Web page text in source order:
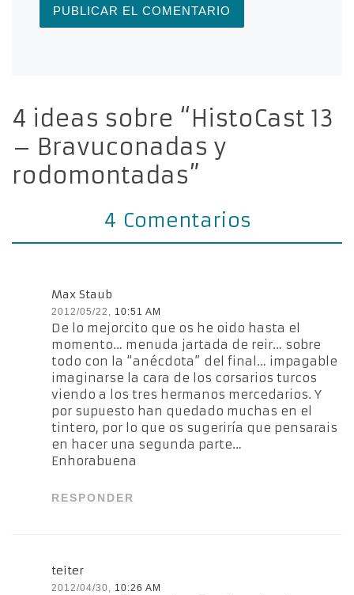
4 ideas sobre “HistoCast 13
– Bravuconadas y
rodomontadas”
4 Comentarios
Max Staub
2012/05/22, 10:51 AM
De lo mejorcito que os he oido hasta el
momento… menuda jartada de reir… sobre
todo con la “anécdota” del final… impagable
imaginarse la cara de los corsarios turcos
viendo a los tres hermanos mercedarios. Y
por supuesto han quedado muchas en el
tintero, por lo que os sugeriría que pensarais
en hacer una segunda parte…
Enhorabuena
RESPONDER
teiter
2012/04/30, 10:26 AM